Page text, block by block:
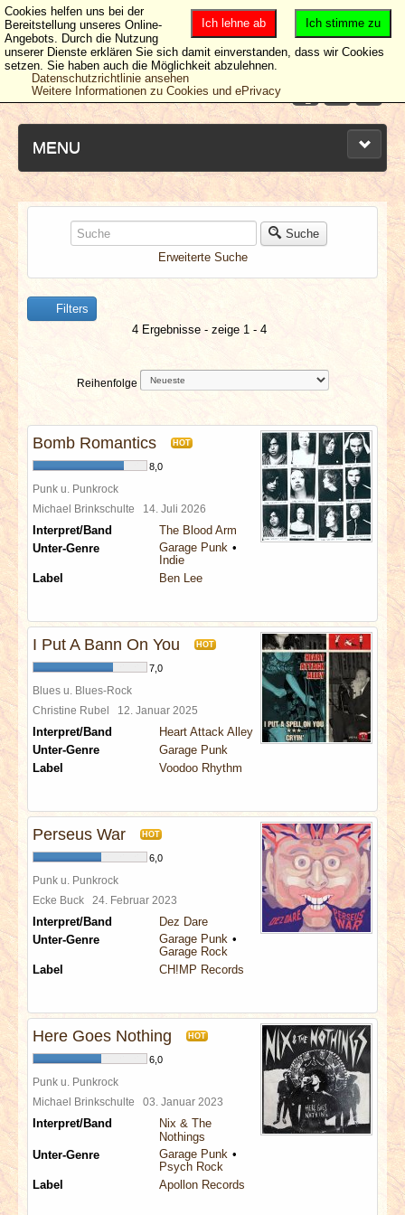
MENU
NEUESTE ARTIKEL
NEWS & DATES
BERICHTE
VERLOSUNGEN
SPECIALS
REDAKTION
LINKS
Suche
Erweiterte Suche
Filters
4 Ergebnisse - zeige 1 - 4
Reihenfolge
Bomb Romantics HOT
8,0
Punk u. Punkrock
Michael Brinkschulte 14. Juli 2026
Interpret/Band
The Blood Arm
Unter-Genre
Garage Punk
Indie
Label
Ben Lee
I Put A Bann On You HOT
7,0
Blues u. Blues-Rock
Christine Rubel 12. Januar 2025
Interpret/Band
Heart Attack Alley
Unter-Genre
Garage Punk
Label
Voodoo Rhythm
Perseus War HOT
6,0
Punk u. Punkrock
Ecke Buck 24. Februar 2023
Interpret/Band
Dez Dare
Unter-Genre
Garage Punk
Garage Rock
Label
CH!MP Records
Here Goes Nothing HOT
6,0
Punk u. Punkrock
Michael Brinkschulte 03. Januar 2023
Interpret/Band
Nix & The
Nothings
Unter-Genre
Garage Punk
Psych Rock
Label
Apollon Records
Ich stimme zu
Ich lehne ab
Cookies helfen uns bei der
Bereitstellung unseres Online-
Angebots. Durch die Nutzung
unserer Dienste erklären Sie sich damit einverstanden, dass wir Cookies
setzen. Sie haben auch die Möglichkeit abzulehnen.
Datenschutzrichtlinie ansehen
Weitere Informationen zu Cookies und ePrivacy